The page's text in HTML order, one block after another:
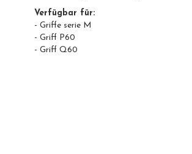
Verfügbar für:
- Griffe serie M
- Griff P60
- Griff Q60